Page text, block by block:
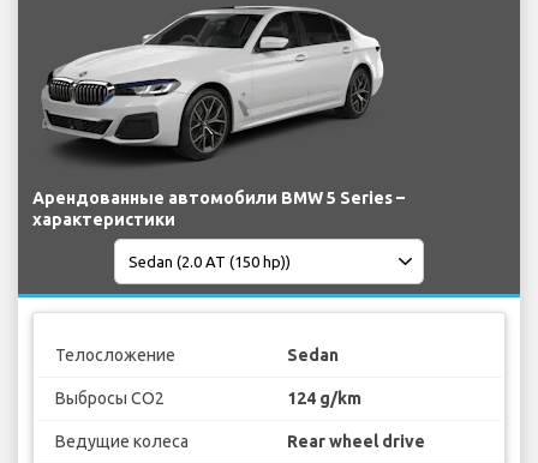
Арендованные автомобили BMW 5 Series –
характеристики
Телосложение Sedan
Выбросы CO2 124 g/km
Ведущие колеса Rear wheel drive